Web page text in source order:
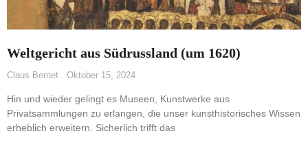
Weltgericht aus Südrussland (um 1620)
Claus Bernet Oktober 15, 2024
Hin und wieder gelingt es Museen, Kunstwerke aus
Privatsammlungen zu erlangen, die unser kunsthistorisches Wissen
erheblich erweitern. Sicherlich trifft das